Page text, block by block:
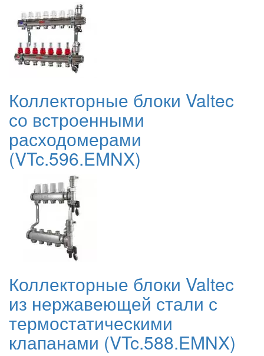
Коллекторные блоки Valtec
со встроенными
расходомерами
(VTc.596.EMNX)
Коллекторные блоки Valtec
из нержавеющей стали с
термостатическими
клапанами (VTc.588.EMNX)